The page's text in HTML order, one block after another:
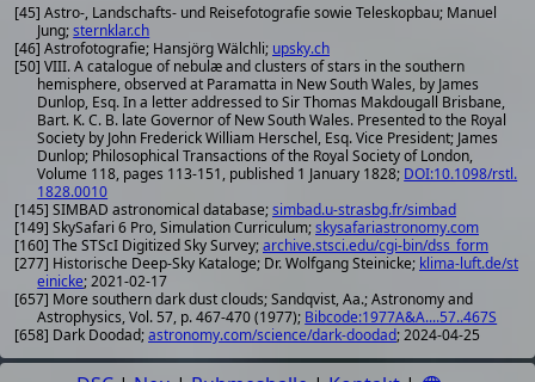
[45] Astro-, Landschafts- und Reisefotografie sowie Teleskopbau; Manuel
Jung;sternklar.ch
[46] Astrofotografie; Hansjörg Wälchli; upsky.ch
[50] VIII. A catalogue of nebulæ and clusters of stars in the southern
hemisphere, observed at Paramatta in New South Wales, by James
Dunlop, Esq. In a letter addressed to Sir Thomas Makdougall Brisbane,
Bart. K. C. B. late Governor of New South Wales. Presented to the Royal
Society by John Frederick William Herschel, Esq. Vice President; James
Dunlop; Philosophical Transactions of the Royal Society of London,
Volume 118, pages 113-151, published 1 January 1828; DOI:10.1098/rstl.
1828.0010
[145] SIMBAD astronomical database;simbad.u-strasbg.fr/simbad
[149] SkySafari 6 Pro, Simulation Curriculum;skysafariastronomy.com
[160] The STScI Digitized Sky Survey;archive.stsci.edu/cgi-bin/dss_form
[277] Historische Deep-Sky Kataloge; Dr. Wolfgang Steinicke; klima-luft.de/st
einicke; 2021-02-17
[657] More southern dark dust clouds; Sandqvist, Aa.; Astronomy and
Astrophysics, Vol. 57, p. 467-470 (1977); Bibcode:1977A&A....57..467S
[658] Dark Doodad;astronomy.com/science/dark-doodad; 2024-04-25